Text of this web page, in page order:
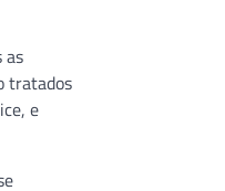
as
tratados
e